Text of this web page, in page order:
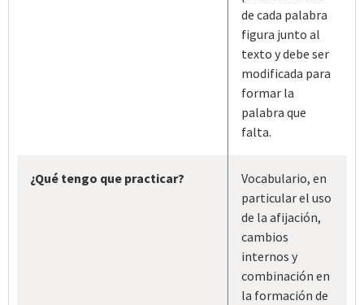
de cada palabra
figura junto al
texto y debe ser
modificada para
formar la
palabra que
falta.
¿Qué tengo que practicar?
Vocabulario, en
particular el uso
de la afijación,
cambios
internos y
combinación en
la formación de